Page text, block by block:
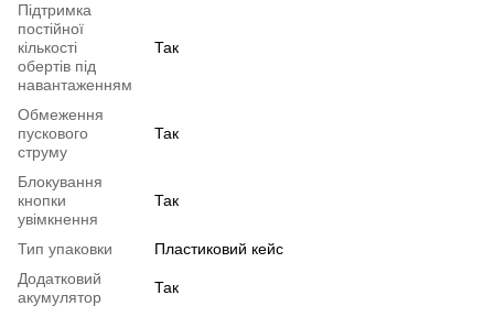
Підтримка
постійної
кількості
обертів під
навантаженням
Так
Обмеження
пускового
струму
Так
Блокування
кнопки
увімкнення
Так
Тип упаковки
Пластиковий кейс
Додатковий
акумулятор
Так